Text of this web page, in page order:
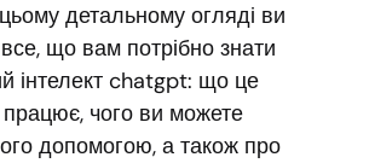
детальному огляді ви
що вам потрібно знати
інтелект chatgpt: що це
працює, чого ви можете
допомогою, а також про